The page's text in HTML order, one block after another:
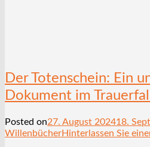
Der Totenschein: Ein
Dokument im Trauerfall
Posted on27. August 202418.
WillenbücherHinterlassen Sie